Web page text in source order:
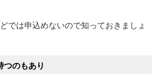
では申込めないので知っておきましょ
つのもあり